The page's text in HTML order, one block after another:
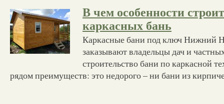
В чем особенности
каркасных бань
Каркасные бани под ключ Нижний
заказывают владельцы дач и
строительство бани по каркасной
рядом преимуществ: это недорого – ни бани из